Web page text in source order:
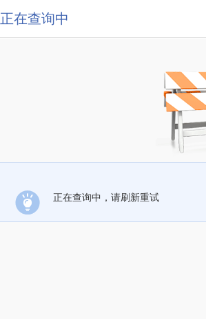
正在查询中
正在查询中，请刷新重试